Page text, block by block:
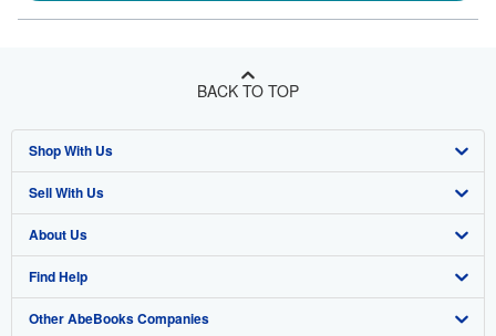
BACK TO TOP
Shop With Us
Advanced Search
Browse Collections
My Account
My Orders
Sell With Us
Start Selling
Join Our Affiliate Program
Book Buyback
About Us
About AbeBooks
Media
Find Help
Help
Other AbeBooks Companies